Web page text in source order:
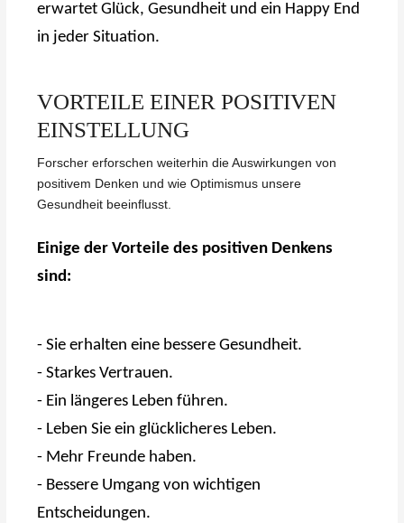
erwartet Glück, Gesundheit und ein Happy End
in jeder Situation.
VORTEILE EINER POSITIVEN
EINSTELLUNG
Forscher erforschen weiterhin die Auswirkungen von
positivem Denken und wie Optimismus unsere
Gesundheit beeinflusst.
Einige der Vorteile des positiven Denkens
sind:
- Sie erhalten eine bessere Gesundheit.
- Starkes Vertrauen.
- Ein längeres Leben führen.
- Leben Sie ein glücklicheres Leben.
- Mehr Freunde haben.
- Bessere Umgang von wichtigen
Entscheidungen.